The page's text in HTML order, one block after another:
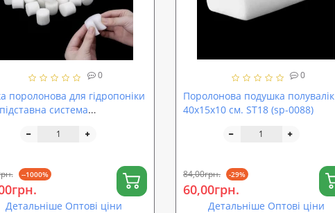
0
поролонова для гідропоніки
система
(R-00104)
--1000%
Детальніше Оптові ціни
0
Поролонова подушка полувалік
40х15х10 см. ST18 (sp-0088)
84,00грн. -29%
60,00грн.
Детальніше Оптові ціни